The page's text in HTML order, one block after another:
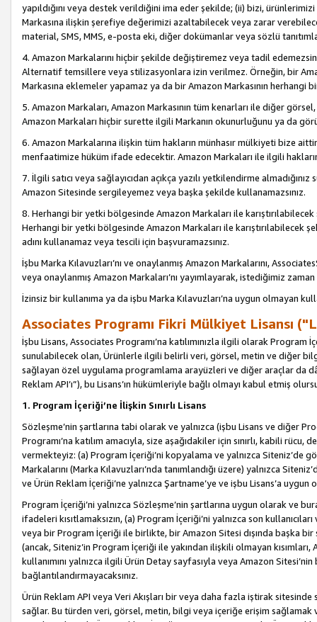
yapıldığını veya destek verildiğini ima eder şekilde; (ii) bizi,
Markasına ilişkin şerefiye değerimizi azaltabilecek veya zarar
material, SMS, MMS, e-posta eki, diğer dokümanlar veya sözlü
4. Amazon Markalarını hiçbir şekilde değiştiremez veya tadil
Alternatif temsillere veya stilizasyonlara izin verilmez. Örneğin, bir
Markasına eklemeler yapamaz ya da bir Amazon Markasının herhangi
5. Amazon Markaları, Amazon Markasının tüm kenarları ile diğer
Amazon Markaları hiçbir surette ilgili Markanın okunurluğunu ya da
6. Amazon Markalarına ilişkin tüm hakların münhasır mülkiyeti bize
menfaatimize hüküm ifade edecektir. Amazon Markaları ile ilgili
7. İlgili satıcı veya sağlayıcıdan açıkça yazılı yetkilendirme
Amazon Sitesinde sergileyemez veya başka şekilde kullanamazsınız.
8. Herhangi bir yetki bölgesinde Amazon Markaları ile
Herhangi bir yetki bölgesinde Amazon Markaları ile karıştırılabilecek
adını kullanamaz veya tescili için başvuramazsınız.
İşbu Marka Kılavuzları’nı ve onaylanmış Amazon Markalarını,
veya onaylanmış Amazon Markaları’nı yayımlayarak, istediğimiz
İzinsiz bir kullanıma ya da işbu Marka Kılavuzları’na uygun olmayan
Associates Programı Fikri Mülkiyet Lisansı
İşbu Lisans, Associates Programı’na katılımınızla ilgili olarak Program
sunulabilecek olan, Ürünlerle ilgili belirli veri, görsel, metin ve diğer
sağlayan özel uygulama programlama arayüzleri ve diğer araçlar da
Reklam API’ı”), bu Lisans’ın hükümleriyle bağlı olmayı kabul etmiş
1. Program İçeriği’ne İlişkin Sınırlı Lisans
Sözleşme’nin şartlarına tabi olarak ve yalnızca (işbu Lisans ve diğer
Programı’na katılım amacıyla, size aşağıdakiler için sınırlı, kabili
vermekteyiz: (a) Program İçeriği’ni kopyalama ve yalnızca Siteniz’de
Markalarını (Marka Kılavuzları’nda tanımlandığı üzere) yalnızca
ve Ürün Reklam İçeriği’ne yalnızca Şartname’ye ve işbu Lisans’a
Program İçeriği’ni yalnızca Sözleşme’nin şartlarına uygun olarak ve
ifadeleri kısıtlamaksızın, (a) Program İçeriği’ni yalnızca son
veya bir Program İçeriği ile birlikte, bir Amazon Sitesi dışında başka
(ancak, Siteniz’in Program İçeriği ile yakından ilişkili olmayan
kullanımını yalnızca ilgili Ürün Detay sayfasıyla veya Amazon
bağlantılandırmayacaksınız.
Ürün Reklam API veya Veri Akışları bir veya daha fazla iştirak
sağlar. Bu türden veri, görsel, metin, bilgi veya içeriğe erişim sağlamak